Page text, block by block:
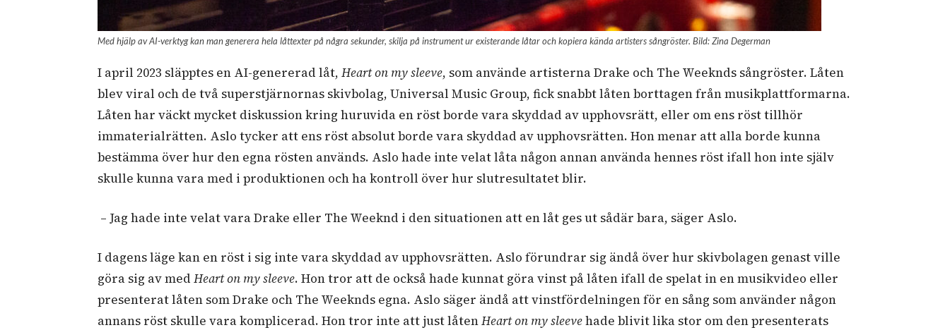
Med hjälp av AI-verktyg kan man generera hela låttexter på några sekunder, skilja på instrument ur existerande låtar och kopiera kända artisters sångröster. Bild: Zina Degerman
I april 2023 släpptes en AI-genererad låt, Heart on my sleeve, som använde artisterna Drake och The Weeknds sångröster. Låten
blev viral och de två superstjärnornas skivbolag, Universal Music Group, fick snabbt låten borttagen från musikplattformarna.
Låten har väckt mycket diskussion kring huruvida en röst borde vara skyddad av upphovsrätt, eller om ens röst tillhör
immaterialrätten. Aslo tycker att ens röst absolut borde vara skyddad av upphovsrätten. Hon menar att alla borde kunna
bestämma över hur den egna rösten används. Aslo hade inte velat låta någon annan använda hennes röst ifall hon inte själv
skulle kunna vara med i produktionen och ha kontroll över hur slutresultatet blir.
– Jag hade inte velat vara Drake eller The Weeknd i den situationen att en låt ges ut sådär bara, säger Aslo.
I dagens läge kan en röst i sig inte vara skyddad av upphovsrätten. Aslo förundrar sig ändå över hur skivbolagen genast ville
göra sig av med Heart on my sleeve. Hon tror att de också hade kunnat göra vinst på låten ifall de spelat in en musikvideo eller
presenterat låten som Drake och The Weeknds egna. Aslo säger ändå att vinstfördelningen för en sång som använder någon
annans röst skulle vara komplicerad. Hon tror inte att just låtenHeart on my sleevehade blivit lika stor om den presenterats